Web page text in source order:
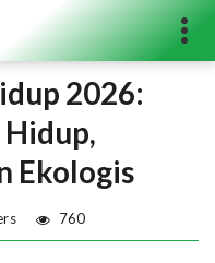
2026:
Ekologis
760